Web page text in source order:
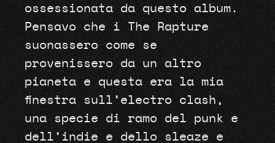
ossessionata da questo album.
Pensavo che i The Rapture
suonassero come se
provenissero da un altro
pianeta e questa era la mia
finestra sull’electro clash,
una specie di ramo del punk e
dell’indie e dello sleaze e